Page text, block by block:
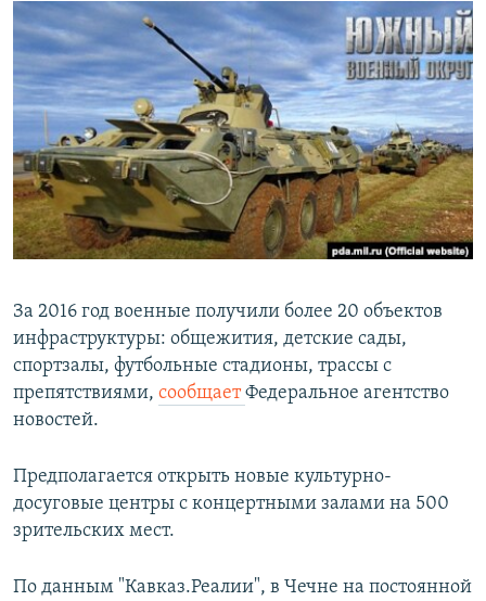
Вернутся
поиску
КАВКАЗ.РЕАЛИИ
СЕВЕР.РЕАЛИИ
СИБИРЬ.РЕАЛИИ
РАСПИСАНИЕ ВЕЩАНИЯ
ПОДПИШИТЕСЬ НА РАССЫЛКУ
СОЦИАЛЬНЫЕ СЕТИ
Все сайты РСЕ/РС
За 2016 год военные получили более 20 объектов
инфраструктуры: общежития, детские сады,
спортзалы, футбольные стадионы, трассы с
препятствиями, сообщаетФедеральное агентство
новостей.
Предполагается открыть новые культурно-
досуговые центры с концертными залами на 500
зрительских мест.
По данным "Кавказ.Реалии", в Чечне на постоянной